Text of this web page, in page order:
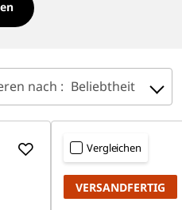
nach : Beliebtheit
Vergleichen
VERSANDFERTIG